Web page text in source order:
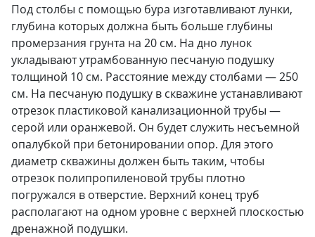
Под столбы с помощью бура изготавливают лунки,
глубина которых должна быть больше глубины
промерзания грунта на 20 см. На дно лунок
укладывают утрамбованную песчаную подушку
толщиной 10 см. Расстояние между столбами — 250
см. На песчаную подушку в скважине устанавливают
отрезок пластиковой канализационной трубы —
серой или оранжевой. Он будет служить несъемной
опалубкой при бетонировании опор. Для этого
диаметр скважины должен быть таким, чтобы
отрезок полипропиленовой трубы плотно
погружался в отверстие. Верхний конец труб
располагают на одном уровне с верхней плоскостью
дренажной подушки.